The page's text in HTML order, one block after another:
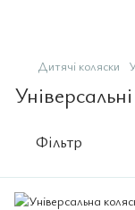
Дитячі коляски
Фільтр